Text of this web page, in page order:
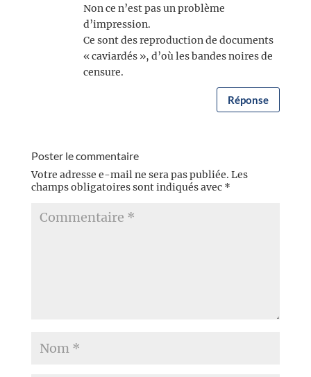
Non ce n’est pas un problème
d’impression.
Ce sont des reproduction de documents
« caviardés », d’où les bandes noires de
censure.
Réponse
Poster le commentaire
Votre adresse e-mail ne sera pas publiée. Les
champs obligatoires sont indiqués avec *